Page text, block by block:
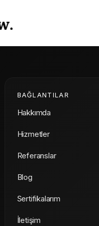
BAĞLANTILAR
Hakkımda
Hizmetler
Referanslar
Blog
Sertifikalarım
İletişim